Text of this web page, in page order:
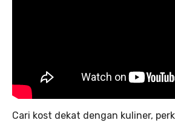
Cari kost dekat dengan kuliner,